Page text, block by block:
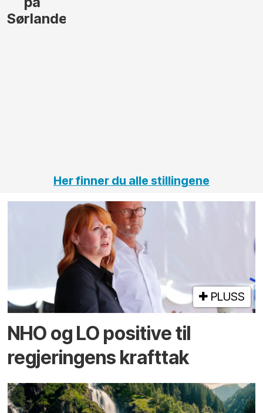
Her finner du alle stillingene
PLUSS
NHO og LO positive til
regjeringens krafttak